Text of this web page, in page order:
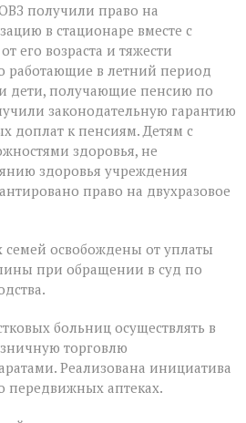
получили право на
в стационаре вместе с
его возраста и тяжести
работающие в летний период
дети, получающие пенсию по
законодательную гарантию
доплат к пенсиям. Детям с
здоровья, не
здоровья учреждения
право на двухразовое
освобождены от уплаты
при обращении в суд по
больниц осуществлять в
торговлю
Реализована инициатива
передвижных аптеках.